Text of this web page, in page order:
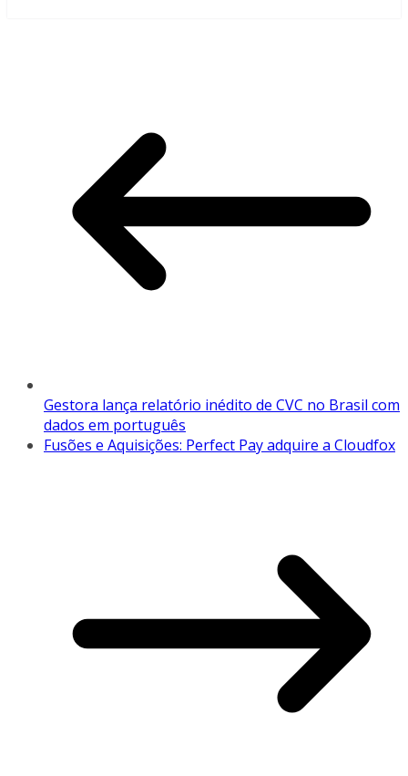
Gestora lança relatório inédito de CVC no Brasil com
dados em português
Fusões e Aquisições: Perfect Pay adquire a Cloudfox